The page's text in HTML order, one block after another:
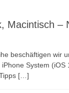
Macintisch –
beschäftigen wir
System (iOS
[…]